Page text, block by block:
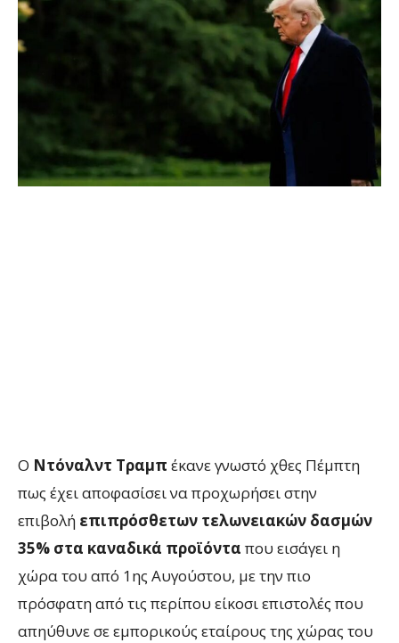
Ο Ντόναλντ Τραμπ έκανε γνωστό χθες Πέμπτη
πως έχει αποφασίσει να προχωρήσει στην
επιβολή επιπρόσθετων τελωνειακών δασμών
35% στα καναδικά προϊόντα που εισάγει η
χώρα του από 1ης Αυγούστου, με την πιο
πρόσφατη από τις περίπου είκοσι επιστολές που
απηύθυνε σε εμπορικούς εταίρους της χώρας του